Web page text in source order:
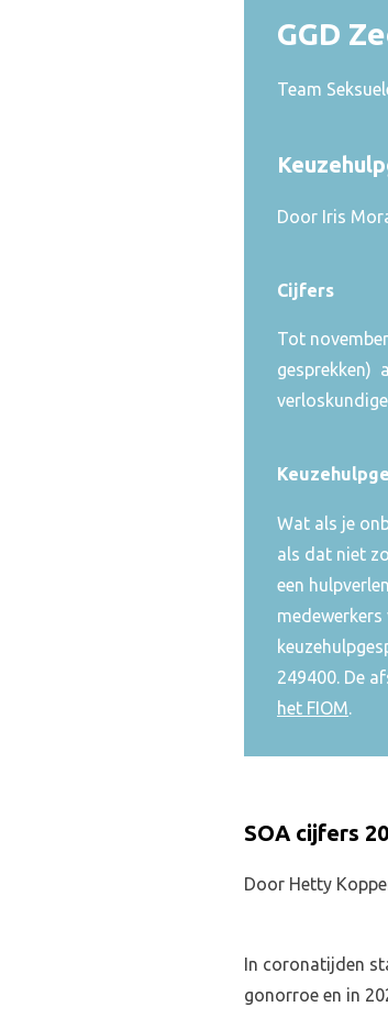
GGD
Team
Door Iris
Cijfers
Tot
gesprekken)
Wat als je
als dat niet
een
249400. De
het FIOM
SOA cijfers
Door Hetty
In coronatijden
gonorroe en in